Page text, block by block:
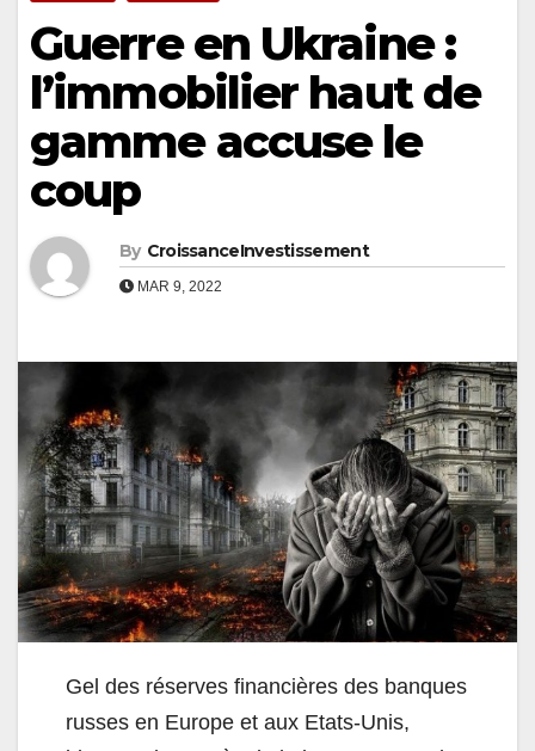
Guerre en Ukraine :
l’immobilier haut de
gamme accuse le
coup
By CroissanceInvestissement
MAR 9, 2022
Gel des réserves financières des banques
russes en Europe et aux Etats-Unis,